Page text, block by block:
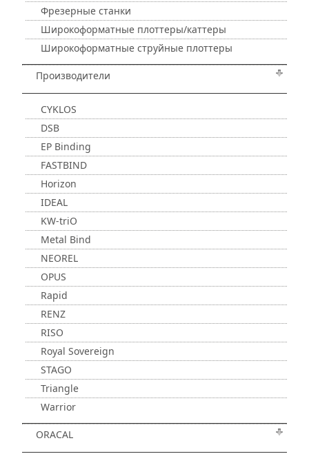
Фрезерные станки
Широкоформатные плоттеры/каттеры
Широкоформатные струйные плоттеры
Производители
CYKLOS
DSB
EP Binding
FASTBIND
Horizon
IDEAL
KW-triO
Metal Bind
NEOREL
OPUS
Rapid
RENZ
RISO
Royal Sovereign
STAGO
Triangle
Warrior
ORACAL